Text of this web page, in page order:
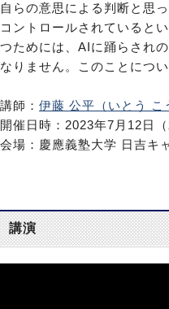
自らの意思による判断と思
コントロールされていると
つためには、AIに踊らされ
なりません。このことにつ
講師： 伊藤 公平（いとう こ
開催日時：2023年7月12日
会場：慶應義塾大学 日吉キ
講演